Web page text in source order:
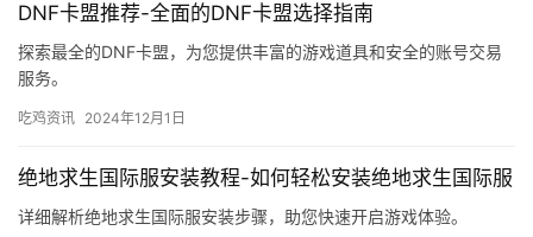
DNF卡盟推荐-全面的DNF卡盟选择指南
探索最全的DNF卡盟，为您提供丰富的游戏道具和安全的账号交易
服务。
吃鸡资讯 2024年12月1日
绝地求生国际服安装教程-如何轻松安装绝地求生国际服
详细解析绝地求生国际服安装步骤，助您快速开启游戏体验。